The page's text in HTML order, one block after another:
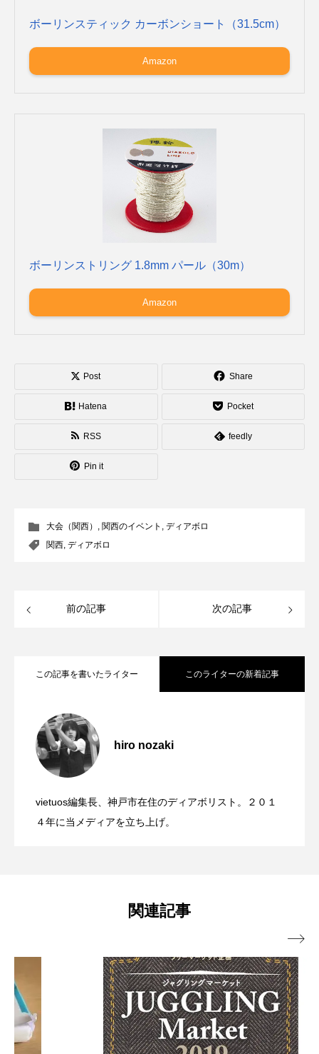
ボーリンスティック カーボンショート（31.5cm）
Amazon
ボーリンストリング 1.8mm パール（30m）
Amazon
Post Share
Hatena Pocket
RSS feedly
Pin it
大会（関西） , 関西のイベント , ディアボロ
関西, ディアボロ
前の記事 次の記事
この記事を書いたライター このライターの新着記事
hiro nozaki
vietuos編集長、神戸市在住のディアボリスト。２０１
４年に当メディアを立ち上げ。
2022.06.21
2022.06.21
2022.06.21
催。運営スタッフも募集中。
関連記事
